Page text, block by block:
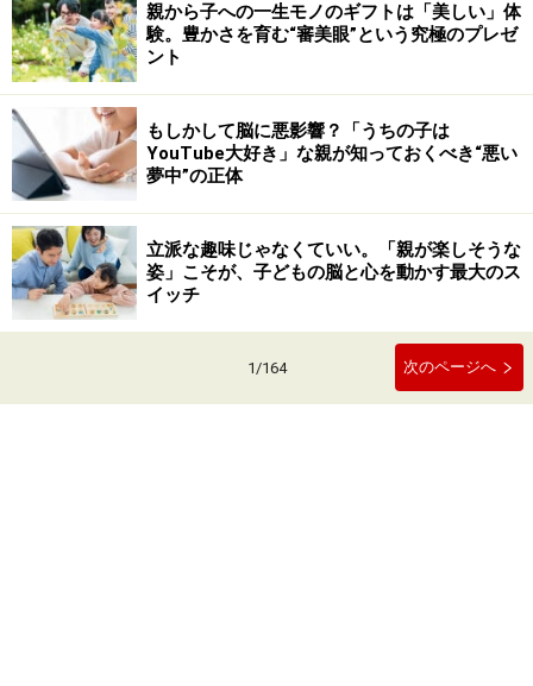
親から子への一生モノのギフトは「美しい」体
験。豊かさを育む“審美眼”という究極のプレゼ
ント
もしかして脳に悪影響？「うちの子は
YouTube大好き」な親が知っておくべき“悪い
夢中”の正体
立派な趣味じゃなくていい。「親が楽しそうな
姿」こそが、子どもの脳と心を動かす最大のス
イッチ
1/164 次のページへ